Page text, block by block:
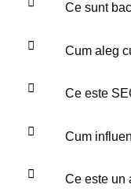
Ce sunt
Cum aleg
Ce este
Cum
Ce este un